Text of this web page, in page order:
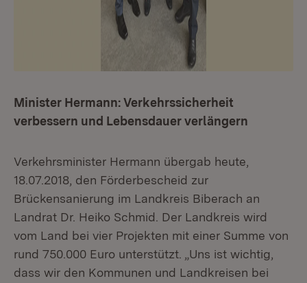
Minister Hermann: Verkehrssicherheit
verbessern und Lebensdauer verlängern
Verkehrsminister Hermann übergab heute,
18.07.2018, den Förderbescheid zur
Brückensanierung im Landkreis Biberach an
Landrat Dr. Heiko Schmid. Der Landkreis wird
vom Land bei vier Projekten mit einer Summe von
rund 750.000 Euro unterstützt. „Uns ist wichtig,
dass wir den Kommunen und Landkreisen bei